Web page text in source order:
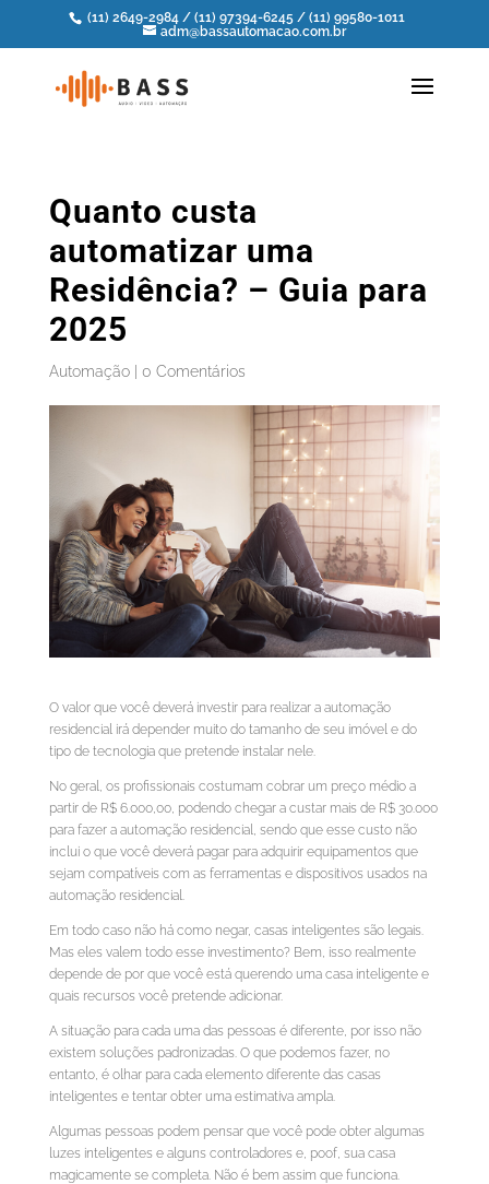
(11) 2649-2984/(11) 97394-6245/(11) 99580-1011
adm@bassautomacao.com.br
Quanto custa
automatizar uma
Residência? – Guia para
2025
Automação| 0 Comentários
O valor que você deverá investir para realizar a automação
residencial irá depender muito do tamanho de seu imóvel e do
tipo de tecnologia que pretende instalar nele.
No geral, os profissionais costumam cobrar um preço médio a
partir de R$ 6.000,00, podendo chegar a custar mais de R$ 30.000
para fazer a automação residencial, sendo que esse custo não
inclui o que você deverá pagar para adquirir equipamentos que
sejam compatíveis com as ferramentas e dispositivos usados na
automação residencial.
Em todo caso não há como negar, casas inteligentes são legais.
Mas eles valem todo esse investimento? Bem, isso realmente
depende de por que você está querendo uma casa inteligente e
quais recursos você pretende adicionar.
A situação para cada uma das pessoas é diferente, por isso não
existem soluções padronizadas. O que podemos fazer, no
entanto, é olhar para cada elemento diferente das casas
inteligentes e tentar obter uma estimativa ampla.
Algumas pessoas podem pensar que você pode obter algumas
luzes inteligentes e alguns controladores e, poof, sua casa
magicamente se completa. Não é bem assim que funciona.